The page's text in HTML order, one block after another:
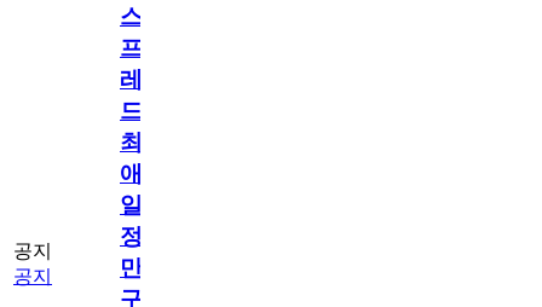
공지
공지
스
프
레
드]
최
애
일
정
만
구